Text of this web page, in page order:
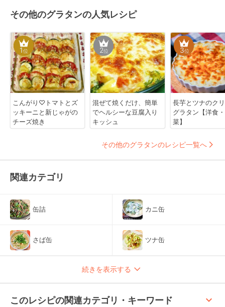
その他のグラタンの人気レシピ
1位
こんがり♡トマトとズ
ッキーニと新じゃがの
チーズ焼き
2位
混ぜて焼くだけ、簡単
でヘルシーな豆腐入り
キッシュ
3位
長芋とツナのク
グラタン【洋食
菜】
その他のグラタンのレシピ一覧へ
関連カテゴリ
缶詰 カニ缶
さば缶 ツナ缶
続きを表示する
このレシピの関連カテゴリ・キーワード keyboard_arrow_up